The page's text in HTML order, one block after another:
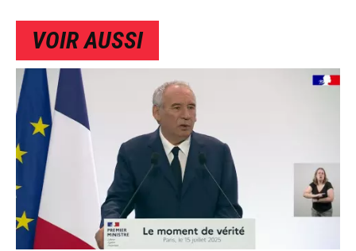
VOIR AUSSI
IMAGE